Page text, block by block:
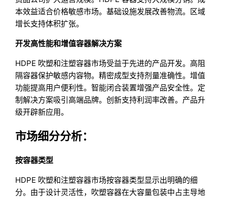
本效益适合价格敏感市场。基础设施发展改善物流。区域
增长支持体积扩张。
开发高性能和增值容器解决方案
HDPE 吹塑和注塑容器市场受益于先进的产品开发。高阻
隔容器保护敏感内容物。精密成型支持剂量准确性。增值
功能提高用户便利性。智能闭合装置增强产品安全性。定
制解决方案吸引高端品牌。创新支持利润率改善。产品升
级开辟新应用。
市场细分分析：
按容器类型
HDPE 吹塑和注塑容器市场按容器类型显示出明确的细
分。由于设计灵活性，吹塑容器在大容量包装中占主导地